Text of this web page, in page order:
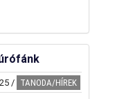
/ TANODA/HÍREK